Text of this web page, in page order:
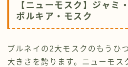
【ニューモスク】ジャミ
ボルキア・モスク
ブルネイの2大モスクのもうひ
大きさを誇ります。ニューモス